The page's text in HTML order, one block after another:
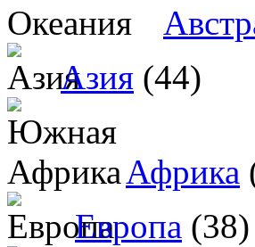
Азия (44)
Африка
Европа (38)